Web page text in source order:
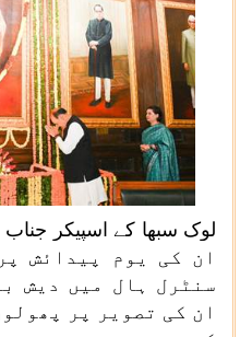
ان کی یوم پیدائش
سنٹرل ہال میں دیش
ان کی تصویر پر